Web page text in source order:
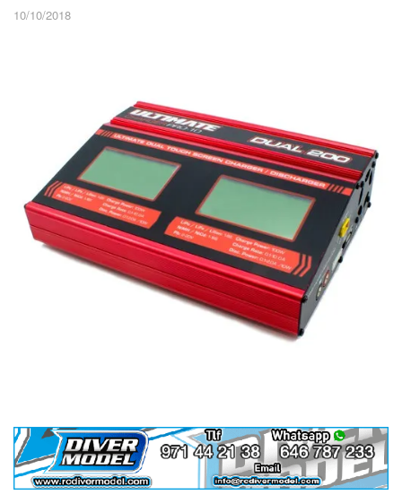
10/10/2018